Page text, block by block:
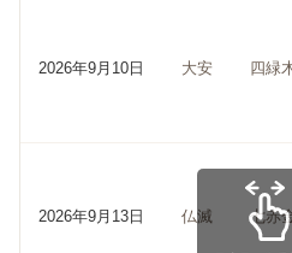
2026年9月10日 大安 四緑
2026年9月13日 仏滅 七赤